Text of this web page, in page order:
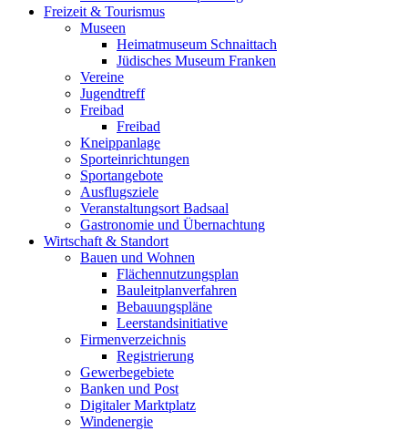
Freizeit & Tourismus
Museen
Heimatmuseum Schnaittach
Jüdisches Museum Franken
Vereine
Jugendtreff
Freibad
Freibad
Kneippanlage
Sporteinrichtungen
Sportangebote
Ausflugsziele
Veranstaltungsort Badsaal
Gastronomie und Übernachtung
Wirtschaft & Standort
Bauen und Wohnen
Flächennutzungsplan
Bauleitplanverfahren
Bebauungspläne
Leerstandsinitiative
Firmenverzeichnis
Registrierung
Gewerbegebiete
Banken und Post
Digitaler Marktplatz
Windenergie